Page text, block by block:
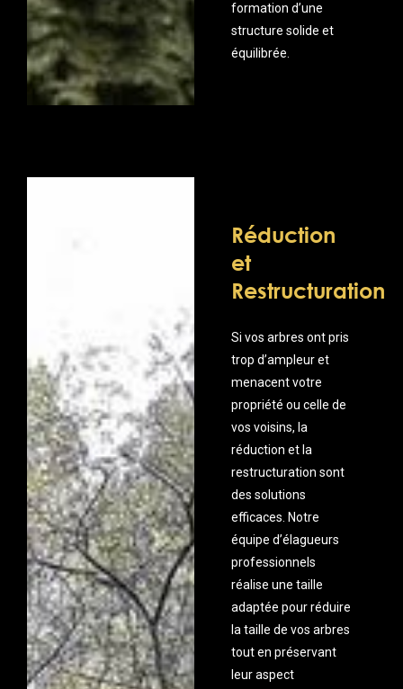
formation d’une
structure solide et
équilibrée.
Réduction
et
Restructuration
Si vos arbres ont pris
trop d’ampleur et
menacent votre
propriété ou celle de
vos voisins, la
réduction et la
restructuration sont
des solutions
efficaces. Notre
équipe d’élagueurs
professionnels
réalise une taille
adaptée pour réduire
la taille de vos arbres
tout en préservant
leur aspect